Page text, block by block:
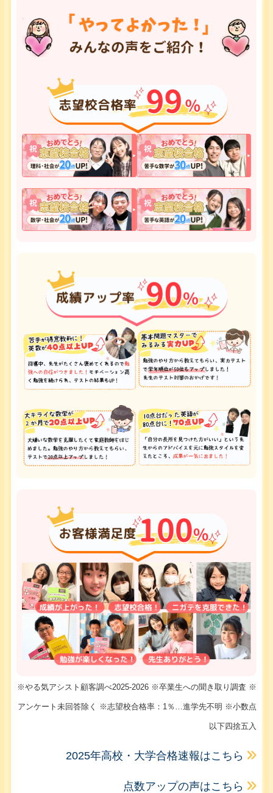
※やる気アシスト顧客調べ2025-2026 ※卒業生への聞き取り調査 ※
アンケート未回答除く ※志望校合格率：1％…進学先不明 ※小数点
以下四捨五入
2025年高校・大学合格速報はこちら
点数アップの声はこちら